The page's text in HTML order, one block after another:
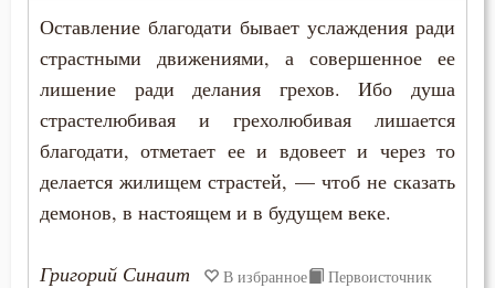
Раскол
Рассеянность
Рассуждение
Ревность
Ревность по Богу
Оставление благодати бывает услаждения ради
страстными движениями, а совершенное ее
лишение ради делания грехов. Ибо душа
страстелюбивая и грехолюбивая лишается
благодати, отметает ее и вдовеет и через то
делается жилищем страстей, — чтоб не сказать
демонов, в настоящем и в будущем веке.
Григорий Синаит В избранное Первоисточник